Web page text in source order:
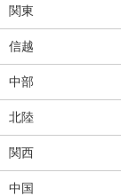
関東
信越
中部
北陸
関西
中国